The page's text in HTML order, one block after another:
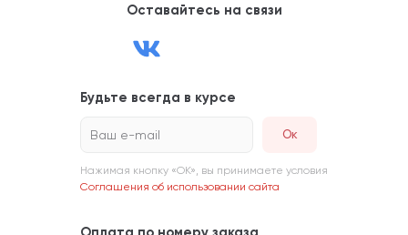
Оставайтесь на связи
Будьте всегда в курсе
Ваш e-mail
Нажимая кнопку «ОК», вы принимаете условия
Соглашения об использовании сайта